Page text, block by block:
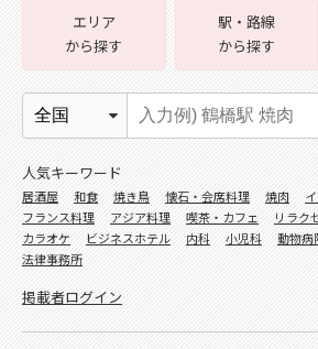
エリア
から探す
駅・路線
から探す
人気キーワード
居酒屋 和食 焼き鳥 懐石・会席料理 焼肉
フランス料理
アジア料理 喫茶・カフェ リラク
カラオケ
ビジネスホテル 内科 小児科 動物病
法律事務所
掲載者ログイン